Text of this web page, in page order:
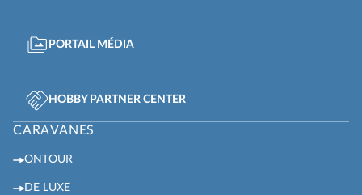
PORTAIL MÉDIA
HOBBY PARTNER CENTER
CARAVANES
ONTOUR
DE LUXE